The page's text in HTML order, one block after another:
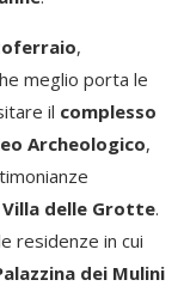
,
meglio porta le
il complesso
Archeologico,
Villa delle Grotte.
residenze in cui
dei Mulini